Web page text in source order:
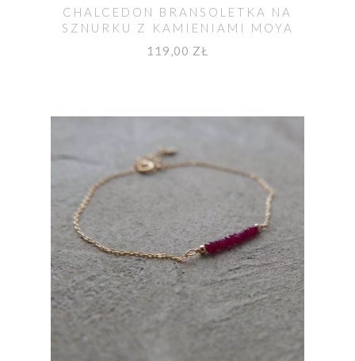
CHALCEDON BRANSOLETKA NA
SZNURKU Z KAMIENIAMI MOYA
119,00 ZŁ